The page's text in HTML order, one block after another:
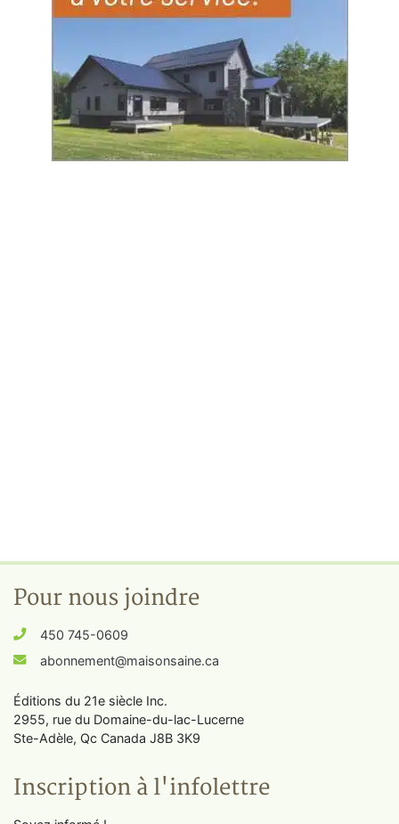
Pour nous joindre
450 745-0609
abonnement@maisonsaine.ca
Éditions du 21e siècle Inc.
2955, rue du Domaine-du-lac-Lucerne
Ste-Adèle, Qc Canada J8B 3K9
Inscription à l'infolettre